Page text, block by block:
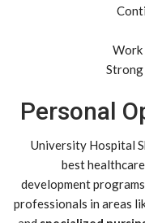
Work
Personal
University Hospital
best
development
professionals in areas